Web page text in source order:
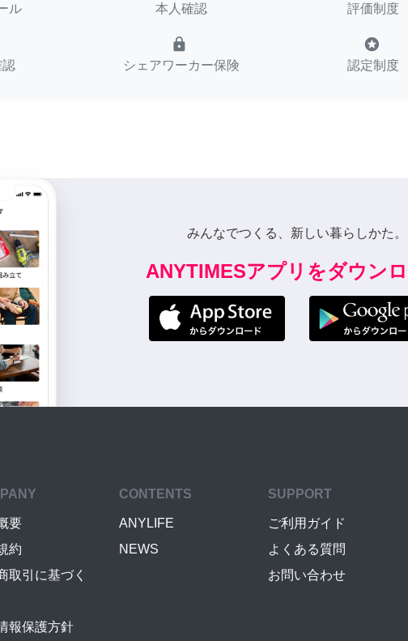
ル 本人確認 評価制度
lock
シェアワーカー保険
stars
認定制度
みんなでつくる、新しい暮らしかた。
ANYTIMESアプリをダウン
要
約
取引に基づく
報保護方針
CONTENTS
ANYLIFE
NEWS
SUPPORT
ご利用ガイド
よくある質問
お問い合わせ